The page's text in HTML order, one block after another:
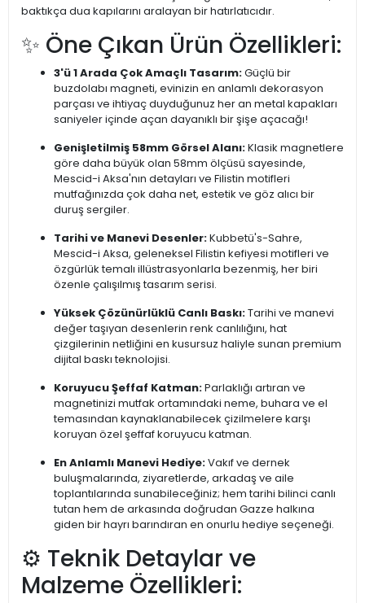
baktıkça dua kapılarını aralayan bir hatırlatıcıdır.
✨ Öne Çıkan Ürün Özellikleri:
3'ü 1 Arada Çok Amaçlı Tasarım:Güçlü bir
buzdolabı magneti, evinizin en anlamlı dekorasyon
parçası ve ihtiyaç duyduğunuz her an metal kapakları
saniyeler içinde açan dayanıklı bir şişe açacağı!
Genişletilmiş 58mm Görsel Alanı:Klasik magnetlere
göre daha büyük olan 58mm ölçüsü sayesinde,
Mescid-i Aksa'nın detayları ve Filistin motifleri
mutfağınızda çok daha net, estetik ve göz alıcı bir
duruş sergiler.
Tarihi ve Manevi Desenler:Kubbetü's-Sahre,
Mescid-i Aksa, geleneksel Filistin kefiyesi motifleri ve
özgürlük temalı illüstrasyonlarla bezenmiş, her biri
özenle çalışılmış tasarım serisi.
Yüksek Çözünürlüklü Canlı Baskı:Tarihi ve manevi
değer taşıyan desenlerin renk canlılığını, hat
çizgilerinin netliğini en kusursuz haliyle sunan premium
dijital baskı teknolojisi.
Koruyucu Şeffaf Katman:Parlaklığı artıran ve
magnetinizi mutfak ortamındaki neme, buhara ve el
temasından kaynaklanabilecek çizilmelere karşı
koruyan özel şeffaf koruyucu katman.
En Anlamlı Manevi Hediye:Vakıf ve dernek
buluşmalarında, ziyaretlerde, arkadaş ve aile
toplantılarında sunabileceğiniz; hem tarihi bilinci canlı
tutan hem de arkasında doğrudan Gazze halkına
giden bir hayrı barındıran en onurlu hediye seçeneği.
⚙️ Teknik Detaylar ve
Malzeme Özellikleri: